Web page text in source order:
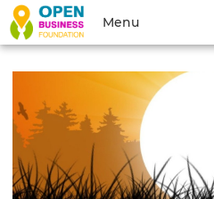
Menu
du
compte
de
l'utilisateur
Menu
Toggle
navigation